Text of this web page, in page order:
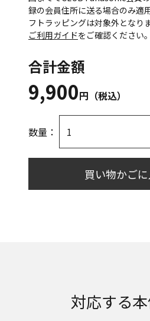
録の会員住所に送る場合のみ適
フトラッピングは対象外となり
ご利用ガイドをご確認ください。
合計金額
9,900円（税込）
数量：
買い物かご
対応する